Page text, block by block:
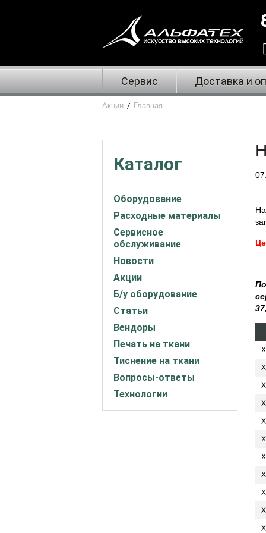
Сервис Доставка и
Акции / Главная
Каталог
Оборудование
Расходные материалы
Сервисное
обслуживание
Новости
Акции
Б/у оборудование
Статьи
Вендоры
Печать на ткани
Тиснение на ткани
Вопросы-ответы
Технологии